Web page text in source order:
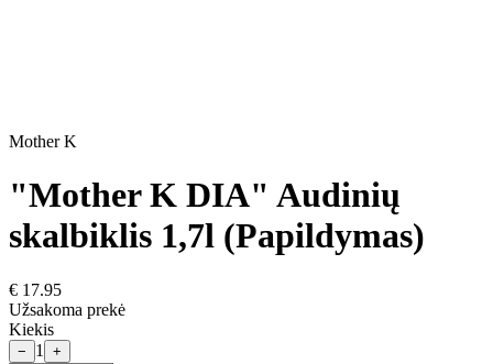
Mother K
"Mother K DIA" Audinių
skalbiklis 1,7l (Papildymas)
€ 17.95
Užsakoma prekė
Kiekis
− 1
+